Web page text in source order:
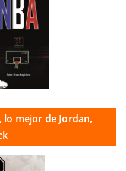
lo mejor de Jordan,